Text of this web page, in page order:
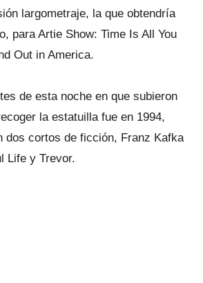
largometraje, la que obtendría
para Artie Show: Time Is All You
Out in America.
de esta noche en que subieron
la estatuilla fue en 1994,
dos cortos de ficción, Franz Kafka
Life y Trevor.